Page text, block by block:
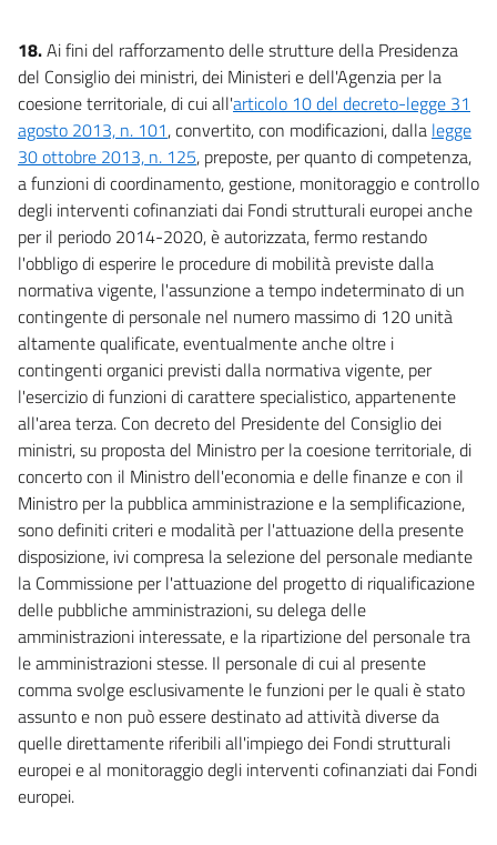
18.Ai fini del rafforzamento delle strutture della Presidenza
del Consiglio dei ministri, dei Ministeri e dell'Agenzia per la
coesione territoriale, di cui all'articolo 10 del decreto-legge 31
agosto 2013, n. 101, convertito, con modificazioni, dalla legge
30 ottobre 2013, n. 125, preposte, per quanto di competenza,
a funzioni di coordinamento, gestione, monitoraggio e controllo
degli interventi cofinanziati dai Fondi strutturali europei anche
per il periodo 2014-2020, è autorizzata, fermo restando
l'obbligo di esperire le procedure di mobilità previste dalla
normativa vigente, l'assunzione a tempo indeterminato di un
contingente di personale nel numero massimo di 120 unità
altamente qualificate, eventualmente anche oltre i
contingenti organici previsti dalla normativa vigente, per
l'esercizio di funzioni di carattere specialistico, appartenente
all'area terza. Con decreto del Presidente del Consiglio dei
ministri, su proposta del Ministro per la coesione territoriale, di
concerto con il Ministro dell'economia e delle finanze e con il
Ministro per la pubblica amministrazione e la semplificazione,
sono definiti criteri e modalità per l'attuazione della presente
disposizione, ivi compresa la selezione del personale mediante
la Commissione per l'attuazione del progetto di riqualificazione
delle pubbliche amministrazioni, su delega delle
amministrazioni interessate, e la ripartizione del personale tra
le amministrazioni stesse. Il personale di cui al presente
comma svolge esclusivamente le funzioni per le quali è stato
assunto e non può essere destinato ad attività diverse da
quelle direttamente riferibili all'impiego dei Fondi strutturali
europei e al monitoraggio degli interventi cofinanziati dai Fondi
europei.